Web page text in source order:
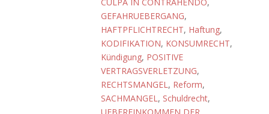
GEFAHRUEBERGANG,
HAFTPFLICHTRECHT, Haftung,
KODIFIKATION, KONSUMRECHT,
Kündigung, POSITIVE
VERTRAGSVERLETZUNG,
RECHTSMANGEL, Reform,
SACHMANGEL, Schuldrecht,